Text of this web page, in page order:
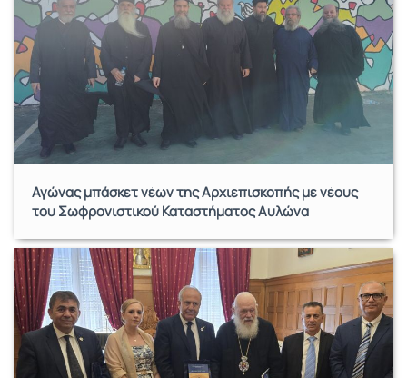
Αγώνας μπάσκετ νέων της Αρχιεπισκοπής με νέους
του Σωφρονιστικού Καταστήματος Αυλώνα